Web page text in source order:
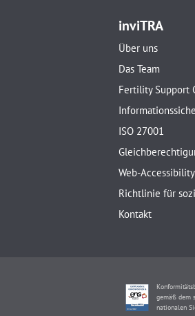
inviTRA
Über uns
Das Team
Fertility Support
ISO 27001
Web-Accessibility
Richtlinie für
Kontakt
gemäß dem
nationalen